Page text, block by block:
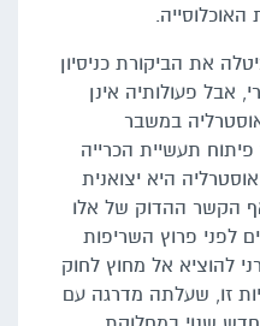
את הביקורת כניסיון
אבל פעולותיה אינן
במשבר
תעשיית הכרייה
היא יצואנית
הקשר ההדוק של אלו
לפני פרוץ השריפות
להוציא אל מחוץ לחוק
זו, שעלתה מדרגה עם